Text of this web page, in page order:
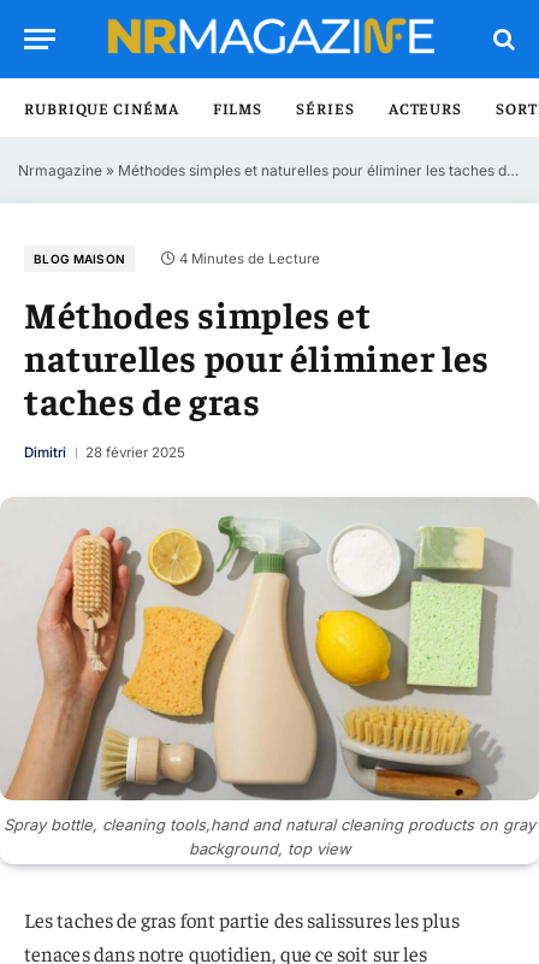
RUBRIQUE CINÉMA FILMS SÉRIES ACTEURS
Nrmagazine » Méthodes simples et naturelles pour éliminer les taches de gras
BLOG MAISON 4 Minutes de Lecture
Méthodes simples et
naturelles pour éliminer les
taches de gras
Dimitri 28 février 2025
Spray bottle, cleaning tools,hand and natural cleaning products on gray
background, top view
Les taches de gras font partie des salissures les plus
tenaces dans notre quotidien, que ce soit sur les